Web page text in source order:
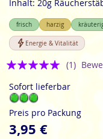
Inhalt: 20g
frisch harzig
Energie & Vitalität
Bewertung:
(1)
Sofort lieferbar
Preis pro Packung
3,95 €